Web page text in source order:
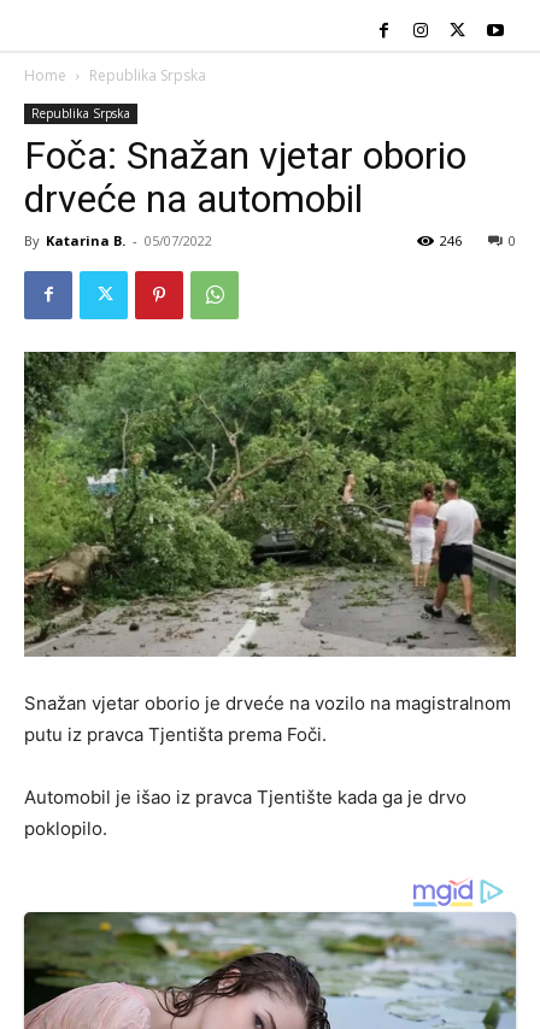
Home Republika Srpska
Republika Srpska
Foča: Snažan vjetar oborio
drveće na automobil
By Katarina B. - 05/07/2022 0
246
Snažan vjetar oborio je drveće na vozilo na magistralnom
putu iz pravca Tjentišta prema Foči.
Automobil je išao iz pravca Tjentište kada ga je drvo
poklopilo.